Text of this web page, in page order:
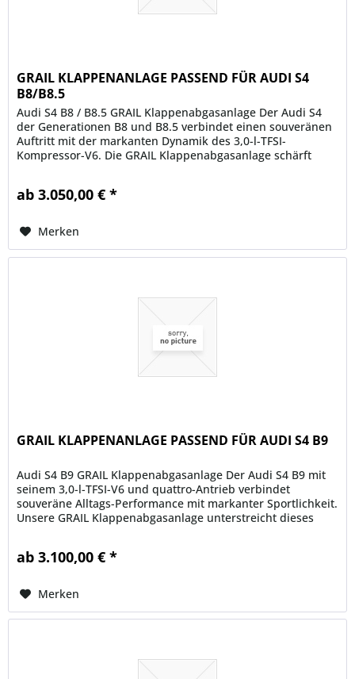
GRAIL KLAPPENANLAGE PASSEND FÜR AUDI S4
B8/B8.5
Audi S4 B8 / B8.5 GRAIL Klappenabgasanlage Der Audi S4
der Generationen B8 und B8.5 verbindet einen souveränen
Auftritt mit der markanten Dynamik des 3,0-l-TFSI-
Kompressor-V6. Die GRAIL Klappenabgasanlage schärft
ab 3.050,00 € *
Merken
GRAIL KLAPPENANLAGE PASSEND FÜR AUDI S4 B9
Audi S4 B9 GRAIL Klappenabgasanlage Der Audi S4 B9 mit
seinem 3,0-l-TFSI-V6 und quattro-Antrieb verbindet
souveräne Alltags-Performance mit markanter Sportlichkeit.
Unsere GRAIL Klappenabgasanlage unterstreicht dieses
ab 3.100,00 € *
Merken